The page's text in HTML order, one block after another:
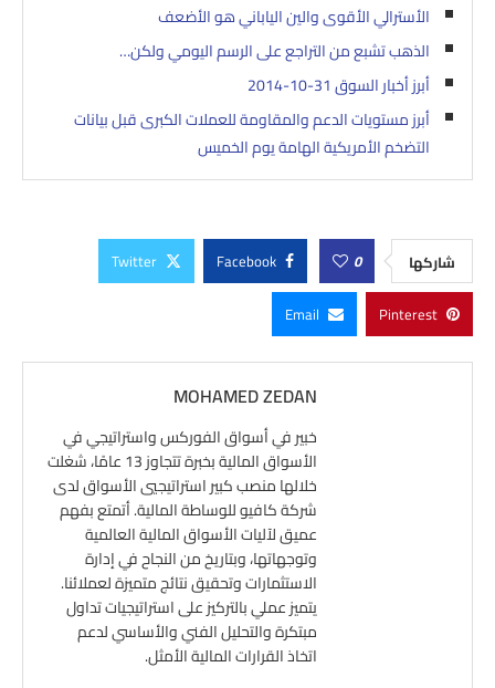
الأسترالي الأقوى والين الياباني هو الأضعف
الذهب تشبع من التراجع على الرسم اليومي ولكن…
أبرز أخبار السوق 31-10-2014
أبرز مستويات الدعم والمقاومة للعملات الكبرى قبل بيانات
التضخم الأمريكية الهامة يوم الخميس
شاركها 0
Facebook
Twitter
Pinterest
Email
MOHAMED ZEDAN
خبير في أسواق الفوركس واستراتيجي في
الأسواق المالية بخبرة تتجاوز 13 عامًا، شغلت
خلالها منصب كبير استراتيجيي الأسواق لدى
شركة كافيو للوساطة المالية. أتمتع بفهم
عميق لآليات الأسواق المالية العالمية
وتوجهاتها، وبتاريخ من النجاح في إدارة
الاستثمارات وتحقيق نتائج متميزة لعملائنا.
يتميز عملي بالتركيز على استراتيجيات تداول
مبتكرة والتحليل الفني والأساسي لدعم
اتخاذ القرارات المالية الأمثل.